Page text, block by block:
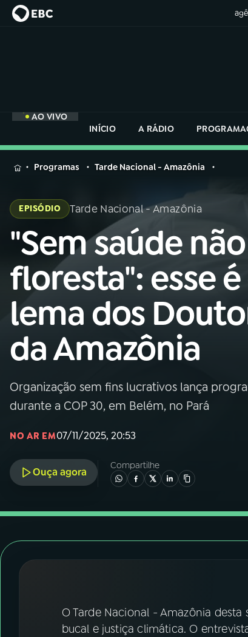
AO VIVO
INÍCIO
A RÁDIO
MENU
Buscar
na
Rádio
Nacional
AO VIVO
01INÍCIO
02 A RÁDIO
03PROGRAMAÇÃO
ACOMPANHE A RÁDIO NACIONAL
na
Rádio
Programas Tarde Nacional - Amazônia
EPISÓDIO Tarde Nacional - Amazônia
"Sem saúde
floresta": esse
lema dos
da Amazônia
Organização sem fins lucrativos lança
durante a COP 30, em Belém, no Pará
NO AR EM07/11/2025, 20:53
Ouça agora
Compartilhe
O Tarde Nacional - Amazônia
bucal e justiça climática. O